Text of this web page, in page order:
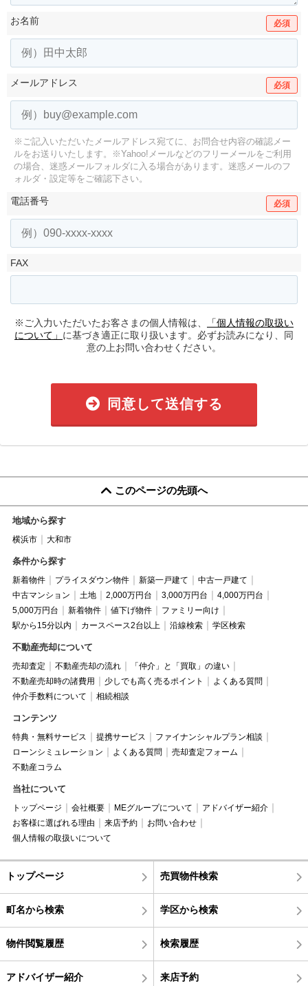
お名前 必須
メールアドレス 必須
※ご記入いただいたメールアドレス宛てに、お問合せ内容の確認メー
ルをお送りいたします。
※Yahoo!メールなどのフリーメールをご利用
の場合、迷惑メールフォルダに入る場合があります。 迷惑メールのフ
ォルダ・設定等をご確認下さい。
電話番号 必須
FAX
※ご入力いただいたお客さまの個人情報は、
「個人情報の取扱い
について」 に基づき適正に取り扱います。必ずお読みになり、同
意の上お問い合わせください。
同意して送信する
このページの先頭へ
地域から探す
横浜市 大和市
条件から探す
新着物件 プライスダウン物件 新築一戸建て
中古一戸建て
中古マンション
土地 2,000万円台 3,000万円台
4,000万円台
5,000万円台
新着物件 値下げ物件
ファミリー向け
駅から15分以内
カースペース2台以上 沿線検索 学区検索
不動産売却について
売却査定 不動産売却の流れ
「仲介」と「買取」の違い
不動産売却時の諸費用
少しでも高く売るポイント
よくある質問
仲介手数料について
相続相談
コンテンツ
特典・無料サービス 提携サービス
ファイナンシャルプラン相談
ローンシミュレーション
よくある質問
売却査定フォーム
不動産コラム
当社について
トップページ 会社概要 MEグループについて
アドバイザー紹介
お客様に選ばれる理由
来店予約
お問い合わせ
個人情報の取扱いについて
トップページ 売買物件検索
町名から検索 学区から検索
物件閲覧履歴 検索履歴
アドバイザー紹介 来店予約